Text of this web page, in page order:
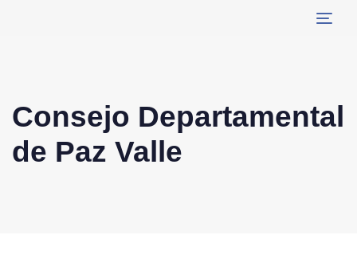
Consejo Departamental
de Paz Valle